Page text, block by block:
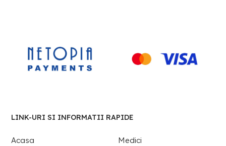
LINK-URI SI INFORMATII RAPIDE
Acasa
Medici